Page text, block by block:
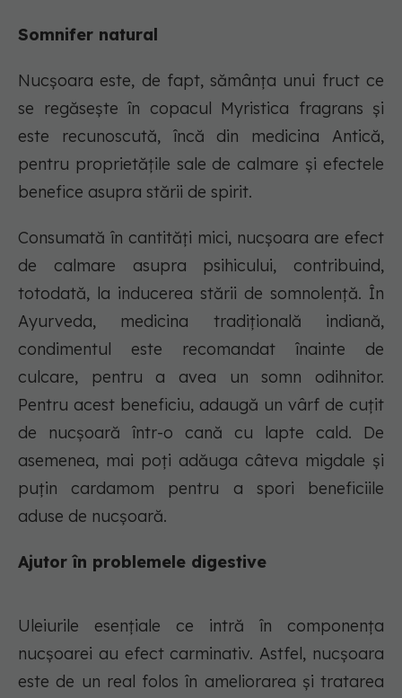
Somnifer natural
Nucşoara este, de fapt, sămânţa unui fruct ce
se regăseşte în copacul Myristica fragrans și
este recunoscută, încă din medicina Antică,
pentru proprietăţile sale de calmare şi efectele
benefice asupra stării de spirit.
Consumată în cantităţi mici, nucşoara are efect
de calmare asupra psihicului, contribuind,
totodată, la inducerea stării de somnolenţă. În
Ayurveda, medicina tradiţională indiană,
condimentul este recomandat înainte de
culcare, pentru a avea un somn odihnitor.
Pentru acest beneficiu, adaugă un vârf de cuţit
de nucşoară într-o cană cu lapte cald. De
asemenea, mai poţi adăuga câteva migdale şi
puţin cardamom pentru a spori beneficiile
aduse de nucşoară.
Ajutor în problemele digestive
Uleiurile esenţiale ce intră în componenţa
nucşoarei au efect carminativ. Astfel, nucşoara
este de un real folos în ameliorarea şi tratarea